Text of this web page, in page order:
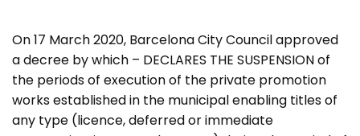
On 17 March 2020, Barcelona City Council approved
a decree by which – DECLARES THE SUSPENSION of
the periods of execution of the private promotion
works established in the municipal enabling titles of
any type (licence, deferred or immediate